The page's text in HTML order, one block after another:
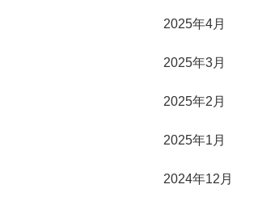
2025年4月
2025年3月
2025年2月
2025年1月
2024年12月